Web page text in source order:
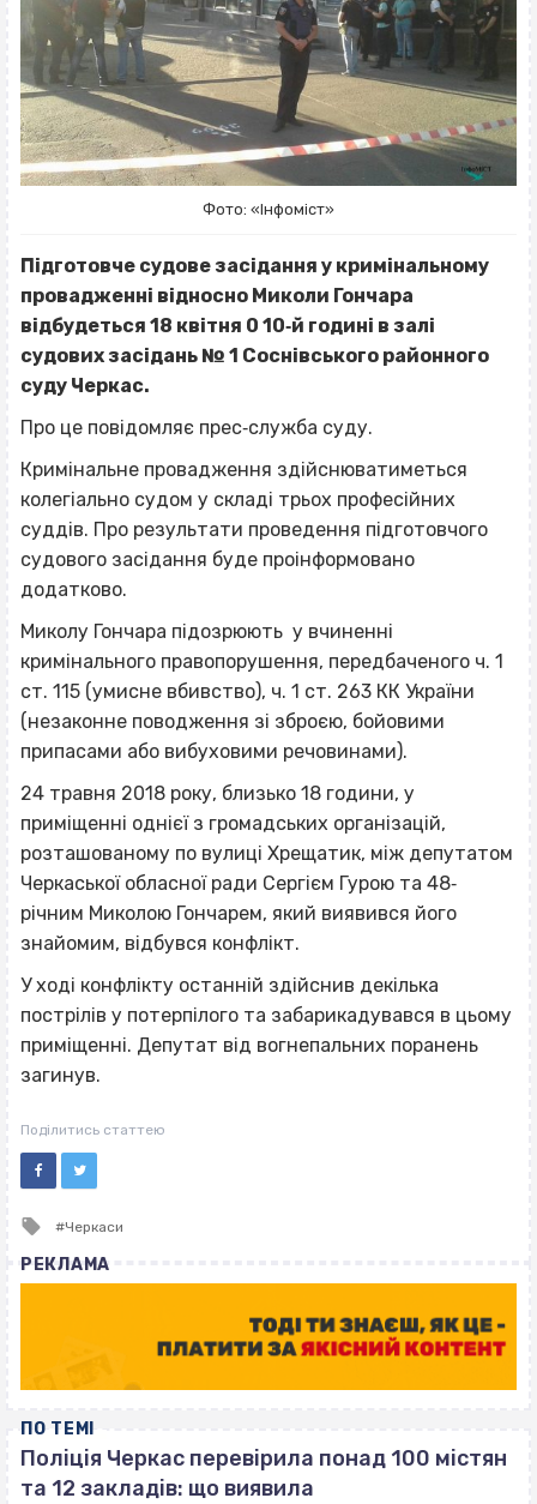
Фото: «Інфоміст»
Підготовче судове засідання у кримінальному
провадженні відносно Миколи Гончара
відбудеться 18 квітня 0 10‐й годині в залі
судових засідань № 1 Соснівського районного
суду Черкас.
Про це повідомляє прес‐служба суду.
Кримінальне провадження здійснюватиметься
колегіально судом у складі трьох професійних
суддів. Про результати проведення підготовчого
судового засідання буде проінформовано
додатково.
Миколу Гончара підозрюють у вчиненні
кримінального правопорушення, передбаченого ч. 1
ст. 115 (умисне вбивство), ч. 1 ст. 263 КК України
(незаконне поводження зі зброєю, бойовими
припасами або вибуховими речовинами).
24 травня 2018 року, близько 18 години, у
приміщенні однієї з громадських організацій,
розташованому по вулиці Хрещатик, між депутатом
Черкаської обласної ради Сергієм Гурою та 48‐
річним Миколою Гончарем, який виявився його
знайомим, відбувся конфлікт.
У ході конфлікту останній здійснив декілька
пострілів у потерпілого та забарикадувався в цьому
приміщенні. Депутат від вогнепальних поранень
загинув.
Поділитись статтею
Tagged
Черкаси
РЕКЛАМА
ПО ТЕМІ
Поліція Черкас перевірила понад 100 містян
та 12 закладів: що виявила